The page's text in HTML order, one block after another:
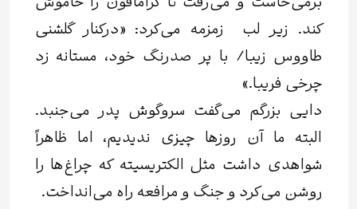
کند. زیر لب زمزمه می‌کرد: «درکنار گلشنی
طاووس زیبا/ با پر صدرنگ خود، مستانه زد
چرخی فریبا.»
دایی بزرگم می‌گفت سروگوش پدر می‌جنبد.
البته ما آن روزها چیزی ندیدیم، اما ظاهراً
شواهدی داشت مثل الکتریسیته که چراغ‌ها را
روشن می‌کرد و جنگ و مرافعه راه می‌انداخت.